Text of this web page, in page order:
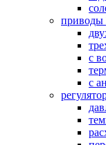
приводы
с
с